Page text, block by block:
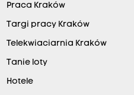
Praca Kraków
Targi pracy Kraków
Telekwiaciarnia Kraków
Tanie loty
Hotele